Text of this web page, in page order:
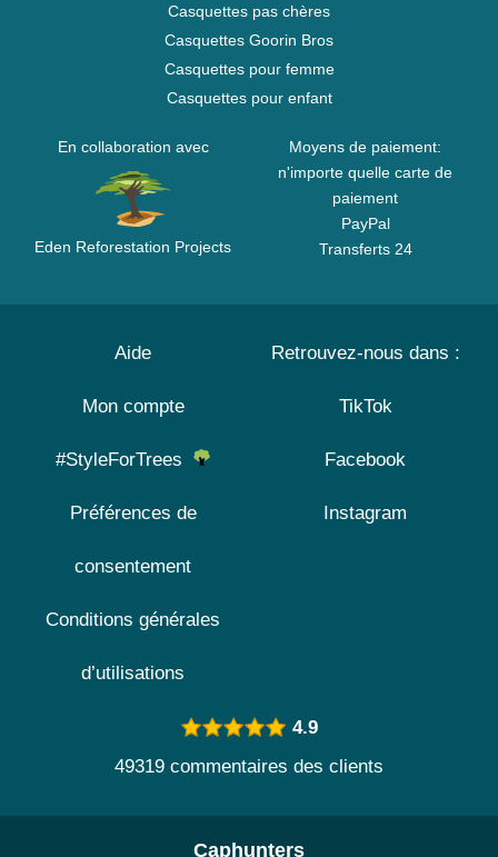
Casquettes pas chères
Casquettes Goorin Bros
Casquettes pour femme
Casquettes pour enfant
En collaboration avec
Eden Reforestation Projects
Moyens de paiement:
n'importe quelle carte de
paiement
PayPal
Transferts 24
Aide
Mon compte
#StyleForTrees
Préférences de
consentement
Conditions générales
d’utilisations
Retrouvez-nous dans :
TikTok
Facebook
Instagram
4.9
49319 commentaires des clients
Caphunters